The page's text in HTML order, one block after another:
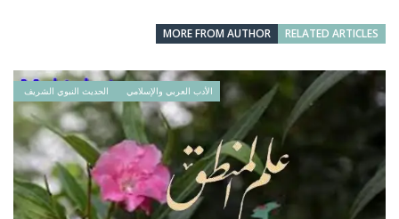
RELATED ARTICLES
MORE FROM AUTHOR
الأدب العربي والإسلامي الحديث النبوي الشريف